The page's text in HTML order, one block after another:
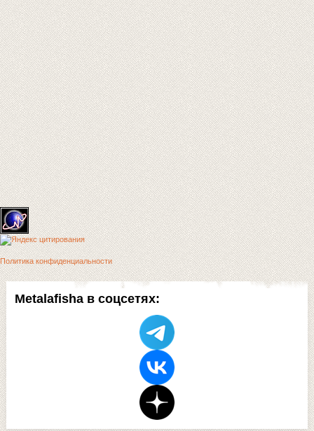
Metalafisha в соцсетях:
Политика конфиденциальности